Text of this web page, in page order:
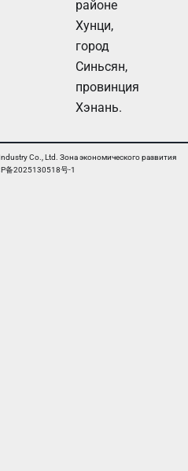
районе
Хунци,
город
Синьсян,
провинция
Хэнань.
й
И
ф
о
р
а
и
о
н
ь
Co., Ltd. Зона экономического развития
备2025130518号-1